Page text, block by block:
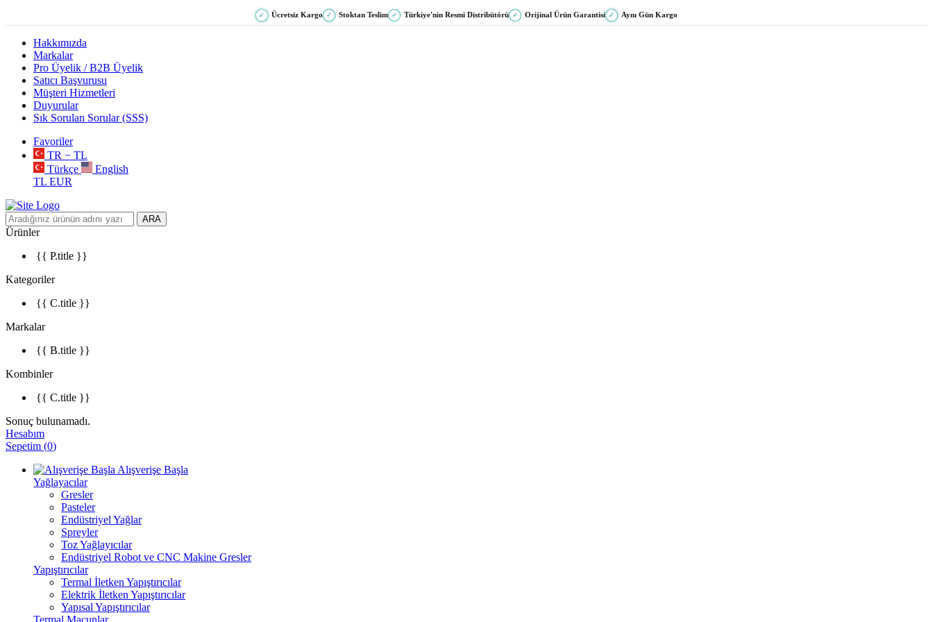
✓ Ücretsiz Kargo ✓ Stoktan Teslim ✓ Türkiye'nin Resmi Distribütörü ✓ Orijinal Ürün Garantisi ✓ Aynı Gün Kargo
Hakkımızda
Markalar
Pro Üyelik / B2B Üyelik
Satıcı Başvurusu
Müşteri Hizmetleri
Duyurular
Sık Sorulan Sorular (SSS)
Favoriler
TR − TL
Türkçe
English
TL EUR
ARA
Ürünler
{{ P.title }}
Kategoriler
{{ C.title }}
Markalar
{{ B.title }}
Kombinler
{{ C.title }}
Sonuç bulunamadı.
Hesabım
Sepetim (0)
Alışverişe Başla
Yağlayacılar
Gresler
Pasteler
Endüstriyel Yağlar
Spreyler
Toz Yağlayıcılar
Endüstriyel Robot ve CNC Makine Gresler
Yapıştırıcılar
Termal İletken Yapıştırıcılar
Elektrik İletken Yapıştırıcılar
Yapısal Yapıştırıcılar
Termal Macunlar